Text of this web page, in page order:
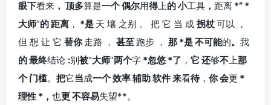
眼下看来 ， 顶多算是一个偶尔用得上的小工具 ， 距离 *“ *
大师”的 距离 ， *是 天 壤 之别 。 把 它 当 成 拐杖可以
，
但 想 让 它 替你走路 ， 甚至 跑步 ， 那 *是不可能的。 我
的最终结论 :别被“大师”两个字 *忽悠 *了 ， 它 还够不 上那
个 门槛。 把它当成一个效率辅助软件来看待， 你会更 *
理性 *， 也更不容易失望**。